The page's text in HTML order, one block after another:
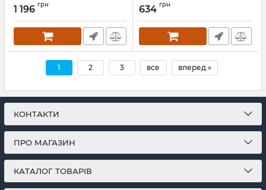
1 196 грн
ручками (белая)
Артикул: BD-988-231
634 грн
1 2 3 все вперед »
КОНТАКТИ
ПРО МАГАЗИН
КАТАЛОГ ТОВАРІВ